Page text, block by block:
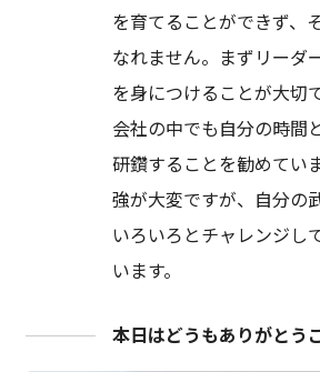
を育てることができず、
なれません。まずリーダ
を身につけることが大切で
会社の中でも自分の時間
研鑽することを勧めてい
強が大変ですが、自分の
いろいろとチャレンジし
います。
本日はどうもありがとう